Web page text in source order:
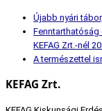
Újabb nyári
KEFAG Zrt.-nél
A természettel
KEFAG Zrt.